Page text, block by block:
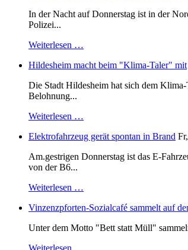
In der Nacht auf Donnerstag ist in der
Polizei...
Weiterlesen …
Hildesheim macht beim "Klima-Taler" mit
Die Stadt Hildesheim hat sich dem
Belohnung...
Weiterlesen …
Elektrofahrzeug gerät spontan in Brand
Am.gestrigen Donnerstag ist das E-
von der B6...
Weiterlesen …
Vinzenzpforten-Sozialcafé sammelt auf
Unter dem Motto "Bett statt Müll"